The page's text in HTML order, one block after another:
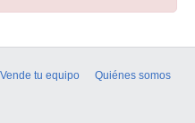
Vende tu equipo
Quiénes somos